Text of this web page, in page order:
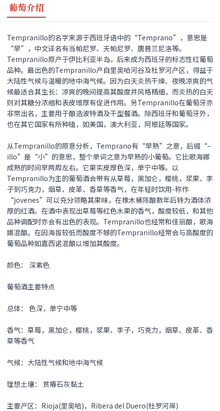
葡萄介绍
Tempranillo的名字来源于西班牙语中的“Temprano”，意思是
“早”，中文译名有当帕尼罗、天帕尼罗、唐普兰尼洛等。
Tempranillo原产于伊比利亚半岛，后来成为西班牙的标志性红葡萄
品种。最出色的Tempranillo产自里奥哈河谷及杜罗河产区，得益于
大陆性气候与温暖的地中海气候。因为白天炎热干燥、夜晚凉爽的气
候最适合其生长：凉爽的晚间提高其酸度并风格精细，而炎热的白天
则对其糖分浓缩和表皮增厚有促进作用。另Tempranillo在葡萄牙亦
非常出名，主要用于酿造波特酒及干型餐酒。除西班牙和葡萄牙外，
也在其它国家有所种植，如美国，澳大利亚，阿根廷等国家。
从Tempranillo的原意分析，Temprano有“早熟”之意，后缀“–
illo”是“小”的意思，整个单词之意为早熟的小葡萄。它比歌海娜
成熟的时间早两周左右。它果实皮厚色深，单宁中等。以
Tempranillo为主的葡萄酒会带有从草莓，黑加仑，樱桃，浆果、李
子到巧克力，烟草、皮革、香草等香气，在年轻时饮用-称作
“jovenes”可以充分领略其果味，在橡木桶陈酿数年后转为酒体浓
厚的红酒。在酒中表现出草莓等红色水果的香气，酸度较低，和其他
品种调配时亦会有出色的表现。Tempranillo也经常和佳丽酿，歌海
娜混酿。在因海拔较低而酸度不够的Tempranillo经常会与高酸度的
葡萄品种如嘉西诺混酿以增加其酸度。
颜色： 深紫色
葡萄酒主要特点
总体： 色深，单宁中等
香气：草莓，黑加仑，樱桃，浆果、李子，巧克力，烟草、皮革、香
草等香气
气候：大陆性气候和地中海气候
理想土壤： 贫瘠石灰黏土
主要产区：Rioja(里奥哈)，Ribera del Duero(杜罗河岸)